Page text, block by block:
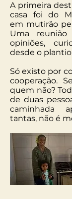
​A primeira
casa foi do
em mutirão
Uma
opiniões,
desde o
Só existo por
cooperação.
quem não?
de duas
caminhada
tantas, não é